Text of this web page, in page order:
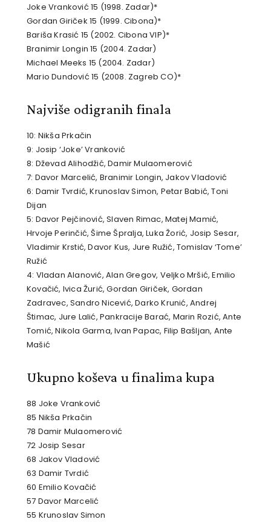
Joke Vranković 15 (1998. Zadar)*
Gordan Giriček 15 (1999. Cibona)*
Bariša Krasić 15 (2002. Cibona VIP)*
Branimir Longin 15 (2004. Zadar)
Michael Meeks 15 (2004. Zadar)
Mario Dundović 15 (2008. Zagreb CO)*
Najviše odigranih finala
10: Nikša Prkačin
9: Josip ‘Joke’ Vranković
8: Dževad Alihodžić, Damir Mulaomerović
7: Davor Marcelić, Branimir Longin, Jakov Vladović
6: Damir Tvrdić, Krunoslav Simon, Petar Babić, Toni
Dijan
5: Davor Pejčinović, Slaven Rimac, Matej Mamić,
Hrvoje Perinčić, Šime Špralja, Luka Žorić, Josip Sesar,
Vladimir Krstić, Davor Kus, Jure Ružić, Tomislav ‘Tome’
Ružić
4: Vladan Alanović, Alan Gregov, Veljko Mršić, Emilio
Kovačić, Ivica Žurić, Gordan Giriček, Gordan
Zadravec, Sandro Nicević, Darko Krunić, Andrej
Štimac, Jure Lalić, Pankracije Barać, Marin Rozić, Ante
Tomić, Nikola Garma, Ivan Papac, Filip Bašljan, Ante
Mašić
Ukupno koševa u finalima kupa
88 Joke Vranković
85 Nikša Prkačin
78 Damir Mulaomerović
72 Josip Sesar
68 Jakov Vladović
63 Damir Tvrdić
60 Emilio Kovačić
57 Davor Marcelić
55 Krunoslav Simon